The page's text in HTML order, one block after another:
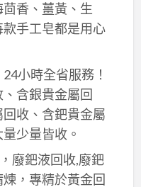
香、薑黃、生
手工皂都是用心
小時全省服務！
含銀貴金屬回
收、含鈀貴金屬
少量皆收。
廢鈀液回收,廢鈀
煉，專精於黃金回